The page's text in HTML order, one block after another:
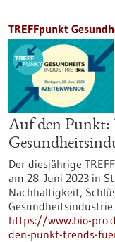
TREFFpunkt
Auf den Punkt:
Der diesjährige
am 28. Juni 2023 in
Nachhaltigkeit,
Gesundheitsindustrie.
https://www.bio-
den-punkt-trends-